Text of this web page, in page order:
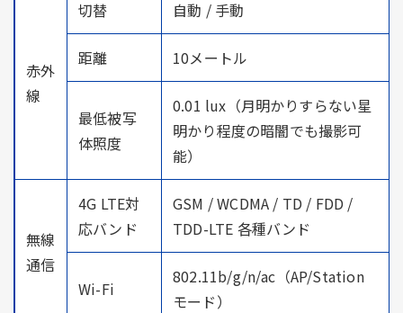
赤外
線
切替 自動 / 手動
距離 10メートル
最低被写
体照度
0.01 lux（月明かりすらない星
明かり程度の暗闇でも撮影可
能）
無線
通信
4G LTE対
応バンド
GSM / WCDMA / TD / FDD /
TDD-LTE 各種バンド
Wi-Fi
802.11b/g/n/ac（AP/Station
モード）